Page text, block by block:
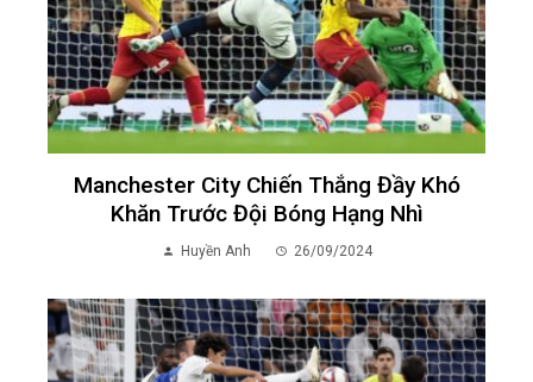
Manchester City Chiến Thắng Đầy Khó
Khăn Trước Đội Bóng Hạng Nhì
Huyền Anh 26/09/2024